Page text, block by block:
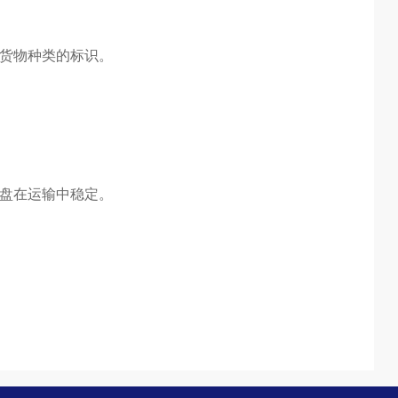
物种类的标识。
在运输中稳定。